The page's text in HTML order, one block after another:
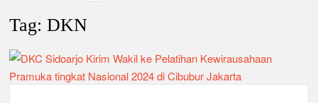
Berjalan 2 Kilometer hingga Taklukkan Beragam Ujian, Inilah
Perjuangan Pramuka SMK Plus NU Sidoarjo
Ambalan SMAN 3 Sidoarjo Gelar Anjangsana dan Buka
Bersama 2026, Pererat Tali Persaudaraan
Relevansi Pemikiran Baden-Powell dalam Pembinaan
Tag:DKN